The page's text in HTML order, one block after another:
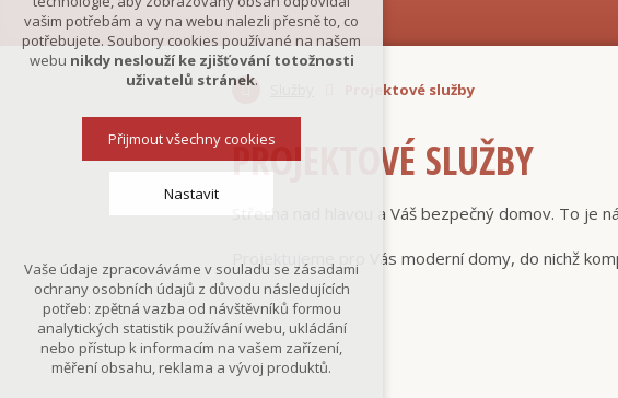
Projektové služby
PROJEKTOVÉ SLUŽBY
Střecha nad hlavou a Váš bezpečný domov. To je
Projektujeme pro Vás moderní domy, do nichž
vašim potřebám a vy na webu nalezli přesně to, co
potřebujete. Soubory cookies používané na našem
webu nikdy neslouží ke zjišťování totožnosti
uživatelů stránek.
Přijmout všechny cookies
Nastavit
nutná pro provozování webu
udržení kontextu stránek (session):
případná přihlášení, volby jazyka, apod.
Volitelná cookies
analytická pro anonymizované
Vaše údaje zpracováváme v souladu se zásadami
ochrany osobních údajů z důvodu následujících
potřeb: zpětná vazba od návštěvníků formou
analytických statistik používání webu, ukládání
nebo přístup k informacím na vašem zařízení,
měření obsahu, reklama a vývoj produktů.